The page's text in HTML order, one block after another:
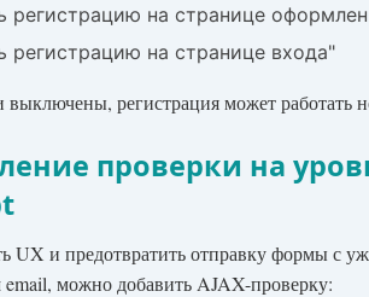
регистрацию на странице
регистрацию на странице входа"
регистрация может работать
проверки на
UX и предотвратить отправку формы с
можно добавить AJAX-проверку: